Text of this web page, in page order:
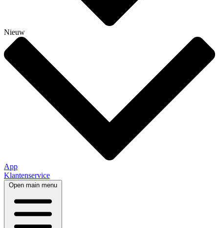
Nieuw
App
Klantenservice
Open main menu